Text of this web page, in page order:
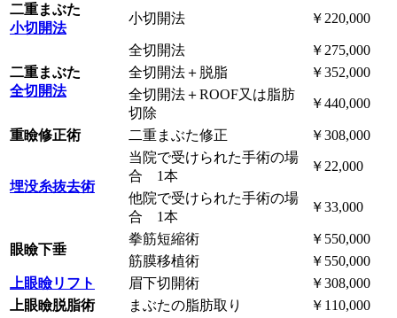
二重まぶた
小切開法
小切開法 ￥220,000
二重まぶた
全切開法
全切開法
￥275,000
全切開法＋脱脂
￥352,000
全切開法＋ROOF又は脂肪
切除
￥440,000
重瞼修正術 二重まぶた修正 ￥308,000
埋没糸抜去術
当院で受けられた手術の場
合 1本
￥22,000
他院で受けられた手術の場
合 1本
￥33,000
眼瞼下垂
拳筋短縮術
￥550,000
筋膜移植術
￥550,000
上眼瞼リフト
眉下切開術
￥308,000
上眼瞼脱脂術
まぶたの脂肪取り ￥110,000